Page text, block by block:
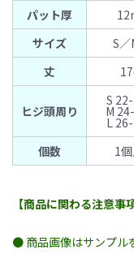
パット厚
サイズ
S／
丈
ヒジ頭周り
S
M
L
個数 1
【商品に関わる注意事項
● 商品画像はサンプル